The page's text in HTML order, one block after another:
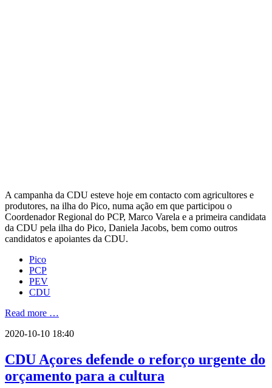
A campanha da CDU esteve hoje em contacto com agricultores e
produtores, na ilha do Pico, numa ação em que participou o
Coordenador Regional do PCP, Marco Varela e a primeira candidata
da CDU pela ilha do Pico, Daniela Jacobs, bem como outros
candidatos e apoiantes da CDU.
Pico
PCP
PEV
CDU
Read more …
2020-10-10 18:40
CDU Açores defende o reforço urgente do
orçamento para a cultura